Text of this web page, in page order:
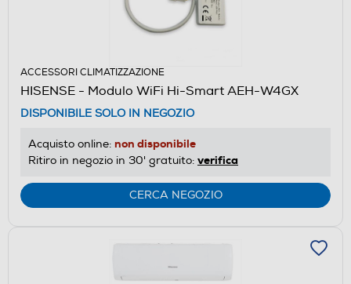
ACCESSORI CLIMATIZZAZIONE
HISENSE - Modulo WiFi Hi-Smart AEH-W4GX
DISPONIBILE SOLO IN NEGOZIO
Acquisto online: non disponibile
Ritiro in negozio in 30' gratuito: verifica
CERCA NEGOZIO